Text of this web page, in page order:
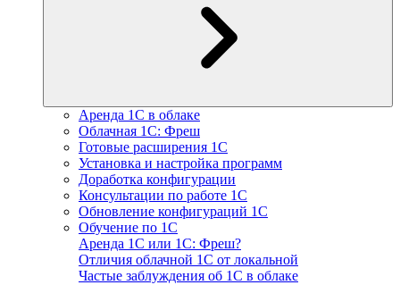
Аренда 1С в облаке
Облачная 1С: Фреш
Готовые расширения 1С
Установка и настройка программ
Доработка конфигурации
Консультации по работе 1С
Обновление конфигураций 1С
Обучение по 1С
Аренда 1С или 1С: Фреш?
Отличия облачной 1С от локальной
Частые заблуждения об 1С в облаке